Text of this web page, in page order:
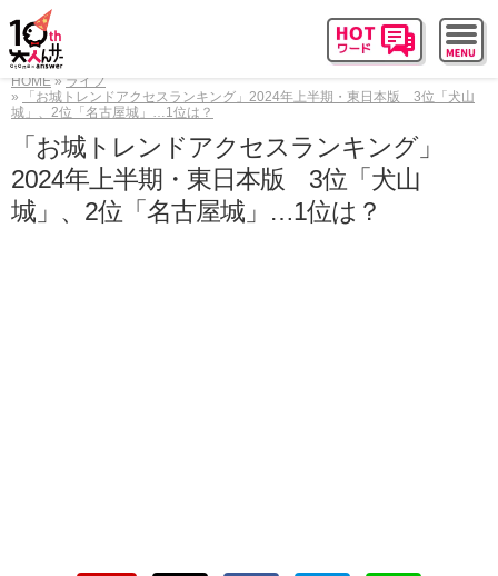
HOME
ライフ
「お城トレンドアクセスランキング」2024年上半期・東日本版 3位「犬山
城」、2位「名古屋城」…1位は？
「お城トレンドアクセスランキング」
2024年上半期・東日本版 3位「犬山
城」、2位「名古屋城」…1位は？